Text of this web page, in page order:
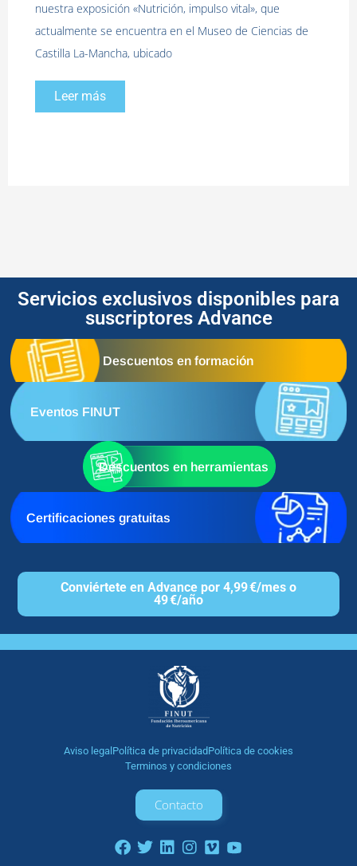
nuestra exposición «Nutrición, impulso vital», que
actualmente se encuentra en el Museo de Ciencias de
Castilla La-Mancha, ubicado
Leer más
Servicios exclusivos disponibles para
suscriptores Advance
Descuentos en formación
Eventos FINUT
Descuentos en herramientas
Certificaciones gratuitas
Conviértete en Advance por 4,99 €/mes o
49 €/año
Aviso legal Política de privacidadPolítica de cookies
Terminos y condiciones
Contacto